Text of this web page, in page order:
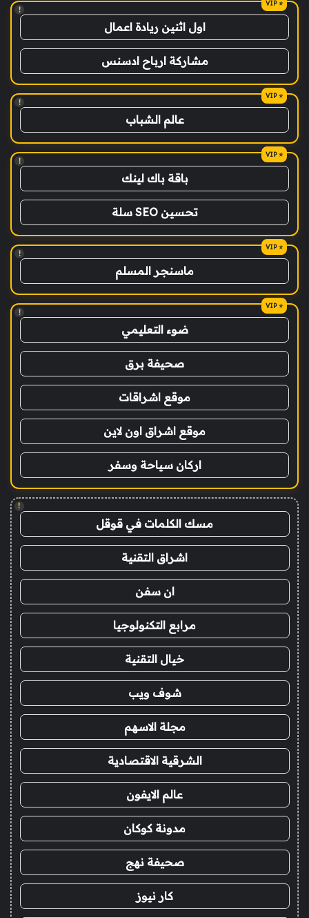
!
اول اثنين ريادة اعمال
مشاركة ارباح ادسنس
!
عالم الشباب
!
باقة باك لينك
تحسين SEO سلة
!
ماسنجر المسلم
!
ضوء التعليمي
صحيفة برق
موقع اشراقات
موقع اشراق اون لاين
اركان سياحة وسفر
!
مسك الكلمات في قوقل
اشراق التقنية
ان سفن
مرابع التكنولوجيا
خيال التقنية
شوف ويب
مجلة الاسهم
الشرقية الاقتصادية
عالم الايفون
مدونة كوكان
صحيفة نهج
كار نيوز